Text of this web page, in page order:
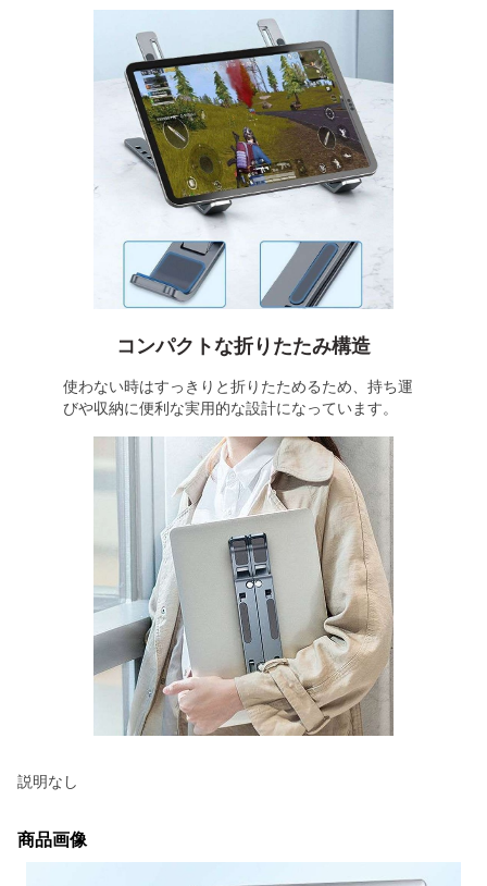
コンパクトな折りたたみ構造
使わない時はすっきりと折りたためるため、持ち運
びや収納に便利な実用的な設計になっています。
説明なし
商品画像